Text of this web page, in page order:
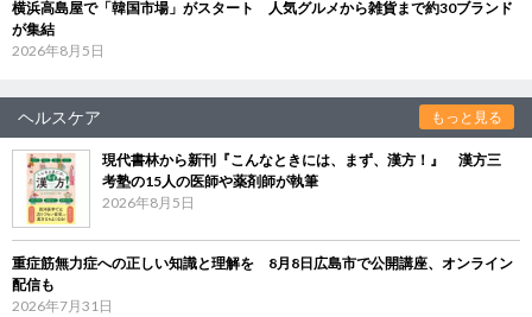
横浜高島屋で「韓国市場」がスタート 人気グルメから雑貨まで約30ブランド
が集結
2026年8月5日
ヘルスケア もっと見る
現代書林から新刊『こんなときには、まず、漢方！』 漢方三
考塾の15人の医師や薬剤師が執筆
2026年8月5日
重症筋無力症への正しい知識と理解を 8月8日広島市で公開講座、オンライン
配信も
2026年7月31日